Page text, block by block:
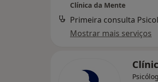
Clínica da Mente
Primeira consulta
Mostrar mais serviços